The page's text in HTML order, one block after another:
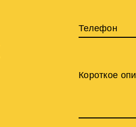
Телефон
Короткое